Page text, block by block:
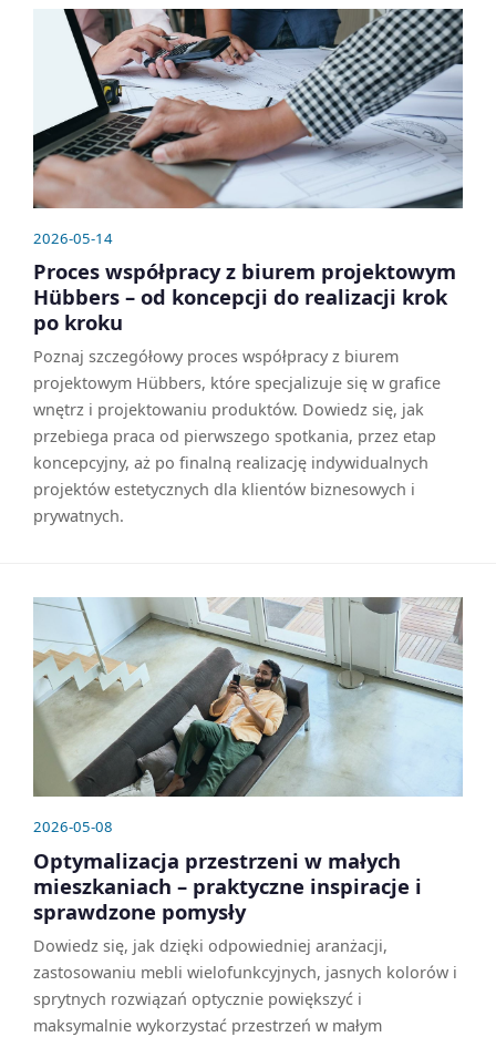
2026-05-14
Proces współpracy z biurem projektowym
Hübbers – od koncepcji do realizacji krok
po kroku
Poznaj szczegółowy proces współpracy z biurem
projektowym Hübbers, które specjalizuje się w grafice
wnętrz i projektowaniu produktów. Dowiedz się, jak
przebiega praca od pierwszego spotkania, przez etap
koncepcyjny, aż po finalną realizację indywidualnych
projektów estetycznych dla klientów biznesowych i
prywatnych.
2026-05-08
Optymalizacja przestrzeni w małych
mieszkaniach – praktyczne inspiracje i
sprawdzone pomysły
Dowiedz się, jak dzięki odpowiedniej aranżacji,
zastosowaniu mebli wielofunkcyjnych, jasnych kolorów i
sprytnych rozwiązań optycznie powiększyć i
maksymalnie wykorzystać przestrzeń w małym